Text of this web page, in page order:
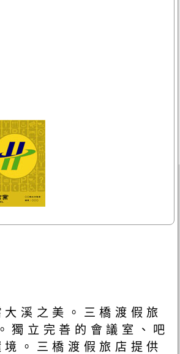
溪之美。三橋渡假旅
立完善的會議室、吧
。三橋渡假旅店提供